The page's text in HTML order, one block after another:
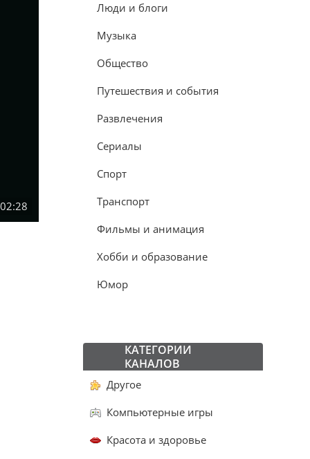
Люди и блоги
Музыка
Общество
Путешествия и события
Развлечения
Сериалы
Спорт
Транспорт
Фильмы и анимация
Хобби и образование
Юмор
КАТЕГОРИИ
КАНАЛОВ
Другое
Компьютерные игры
Красота и здоровье